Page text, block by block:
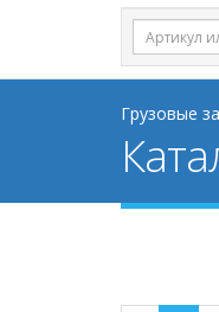
Грузовые